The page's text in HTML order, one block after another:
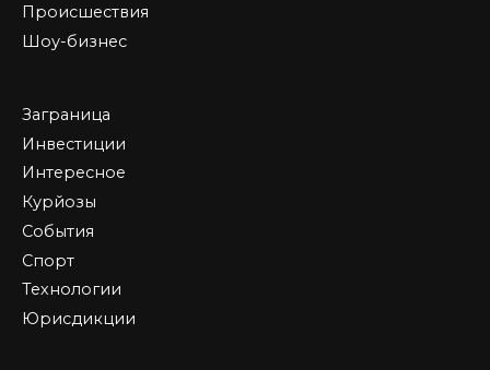
Происшествия
Шоу-бизнес
Заграница
Инвестиции
Интересное
Курйозы
События
Спорт
Технологии
Юрисдикции